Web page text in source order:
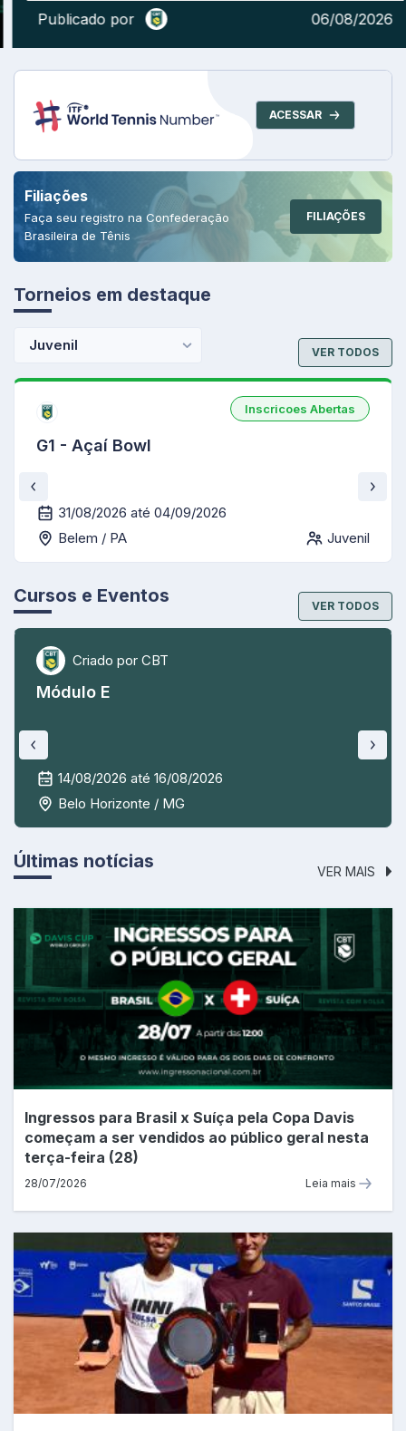
Publicado por 06/08/2026
ACESSAR
Filiações
Faça seu registro na Confederação
Brasileira de Tênis
FILIAÇÕES
Torneios em destaque
Juvenil VER TODOS
Inscricoes Abertas
G1 - Açaí Bowl
31/08/2026 até 04/09/2026
Belem / PA
Juvenil
Cursos e Eventos VER TODOS
Criado por CBT
Módulo E
14/08/2026 até 16/08/2026
Belo Horizonte / MG
Últimas notícias VER MAIS
Ingressos para Brasil x Suíça pela Copa Davis
começam a ser vendidos ao público geral nesta
terça-feira (28)
28/07/2026 Leia mais